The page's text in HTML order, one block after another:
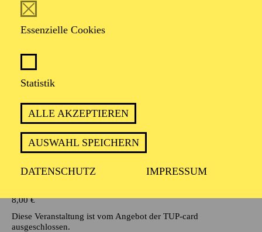
Essenzielle Cookies
Statistik
ALLE AKZEPTIEREN
AUSWAHL SPEICHERN
DATENSCHUTZ IMPRESSUM
Samstag
05.09.2026
Grillo-Theater
BLICK AUF DEN IRAN –
STIMMEN ZUR AKTUELLEN
LAGE
Veranstalter: Eine Kooperationsveranstaltung mit der Stadt
Essen
8,00€
Diese Veranstaltung ist vom Angebot der TUP-card
ausgeschlossen.